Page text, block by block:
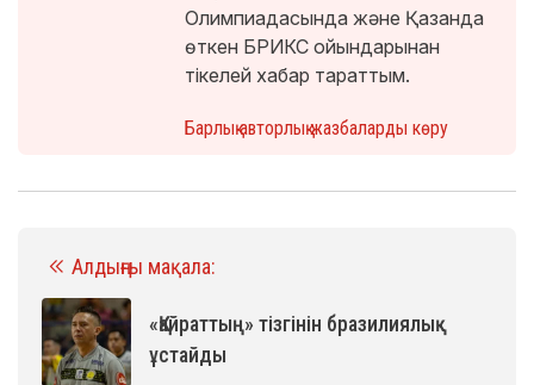
Олимпиадасында және Қазанда
өткен БРИКС ойындарынан
тікелей хабар тараттым.
Барлық авторлық жазбаларды көру
Алдыңғы мақала:
«Қайраттың» тізгінін бразилиялық
ұстайды